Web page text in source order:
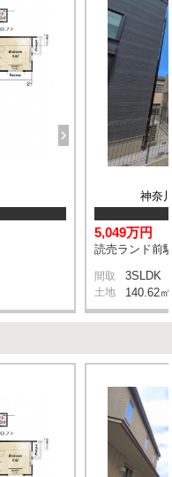
神奈
5,049万円
読売ランド前
間取 3SLDK
土地 140.62㎡